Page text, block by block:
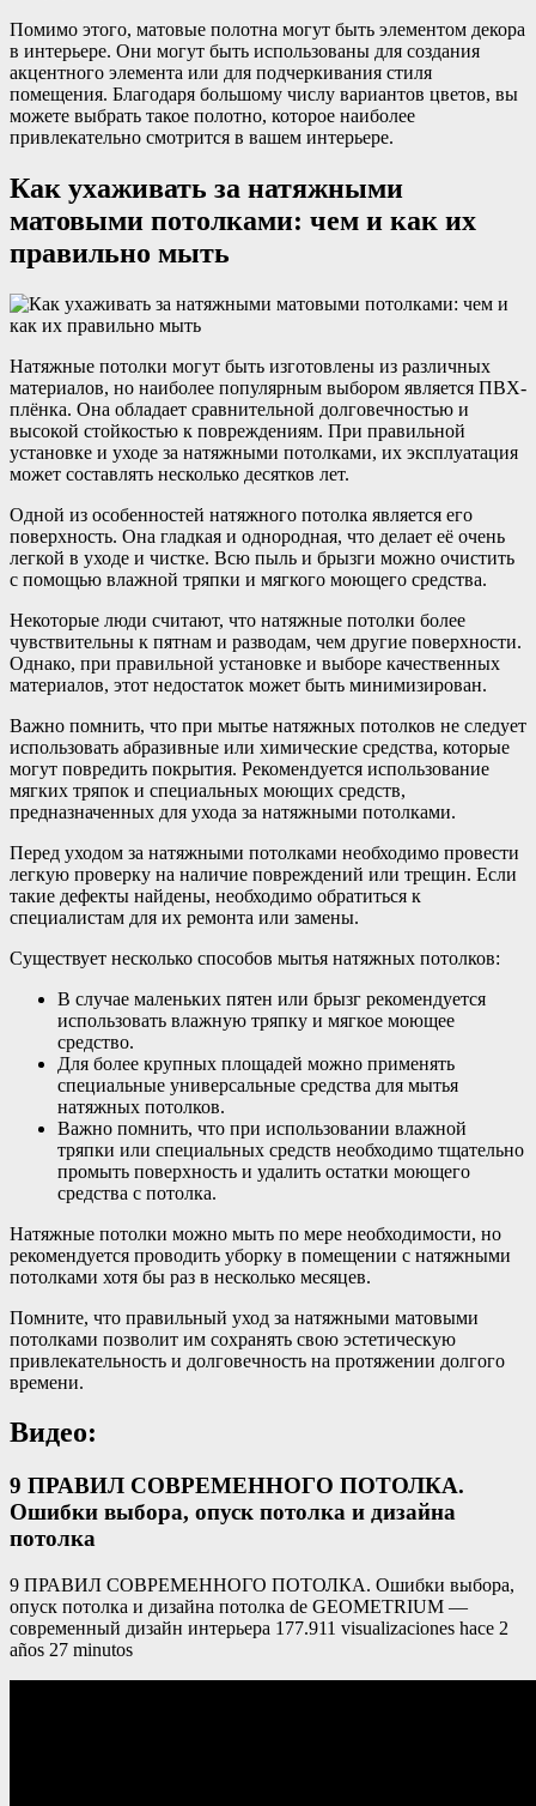
Помимо этого, матовые полотна могут быть элементом декора
в интерьере. Они могут быть использованы для создания
акцентного элемента или для подчеркивания стиля
помещения. Благодаря большому числу вариантов цветов, вы
можете выбрать такое полотно, которое наиболее
привлекательно смотрится в вашем интерьере.
Как ухаживать за натяжными
матовыми потолками: чем и как их
правильно мыть
Натяжные потолки могут быть изготовлены из различных
материалов, но наиболее популярным выбором является ПВХ-
плёнка. Она обладает сравнительной долговечностью и
высокой стойкостью к повреждениям. При правильной
установке и уходе за натяжными потолками, их эксплуатация
может составлять несколько десятков лет.
Одной из особенностей натяжного потолка является его
поверхность. Она гладкая и однородная, что делает её очень
легкой в уходе и чистке. Всю пыль и брызги можно очистить
с помощью влажной тряпки и мягкого моющего средства.
Некоторые люди считают, что натяжные потолки более
чувствительны к пятнам и разводам, чем другие поверхности.
Однако, при правильной установке и выборе качественных
материалов, этот недостаток может быть минимизирован.
Важно помнить, что при мытье натяжных потолков не следует
использовать абразивные или химические средства, которые
могут повредить покрытия. Рекомендуется использование
мягких тряпок и специальных моющих средств,
предназначенных для ухода за натяжными потолками.
Перед уходом за натяжными потолками необходимо провести
легкую проверку на наличие повреждений или трещин. Если
такие дефекты найдены, необходимо обратиться к
специалистам для их ремонта или замены.
Существует несколько способов мытья натяжных потолков:
В случае маленьких пятен или брызг рекомендуется
использовать влажную тряпку и мягкое моющее
средство.
Для более крупных площадей можно применять
специальные универсальные средства для мытья
натяжных потолков.
Важно помнить, что при использовании влажной
тряпки или специальных средств необходимо тщательно
промыть поверхность и удалить остатки моющего
средства с потолка.
Натяжные потолки можно мыть по мере необходимости, но
рекомендуется проводить уборку в помещении с натяжными
потолками хотя бы раз в несколько месяцев.
Помните, что правильный уход за натяжными матовыми
потолками позволит им сохранять свою эстетическую
привлекательность и долговечность на протяжении долгого
времени.
Видео:
9 ПРАВИЛ СОВРЕМЕННОГО ПОТОЛКА.
Ошибки выбора, опуск потолка и дизайна
потолка
9 ПРАВИЛ СОВРЕМЕННОГО ПОТОЛКА. Ошибки выбора,
опуск потолка и дизайна потолка de GEOMETRIUM —
cовременный дизайн интерьера 177.911 visualizaciones hace 2
años 27 minutos